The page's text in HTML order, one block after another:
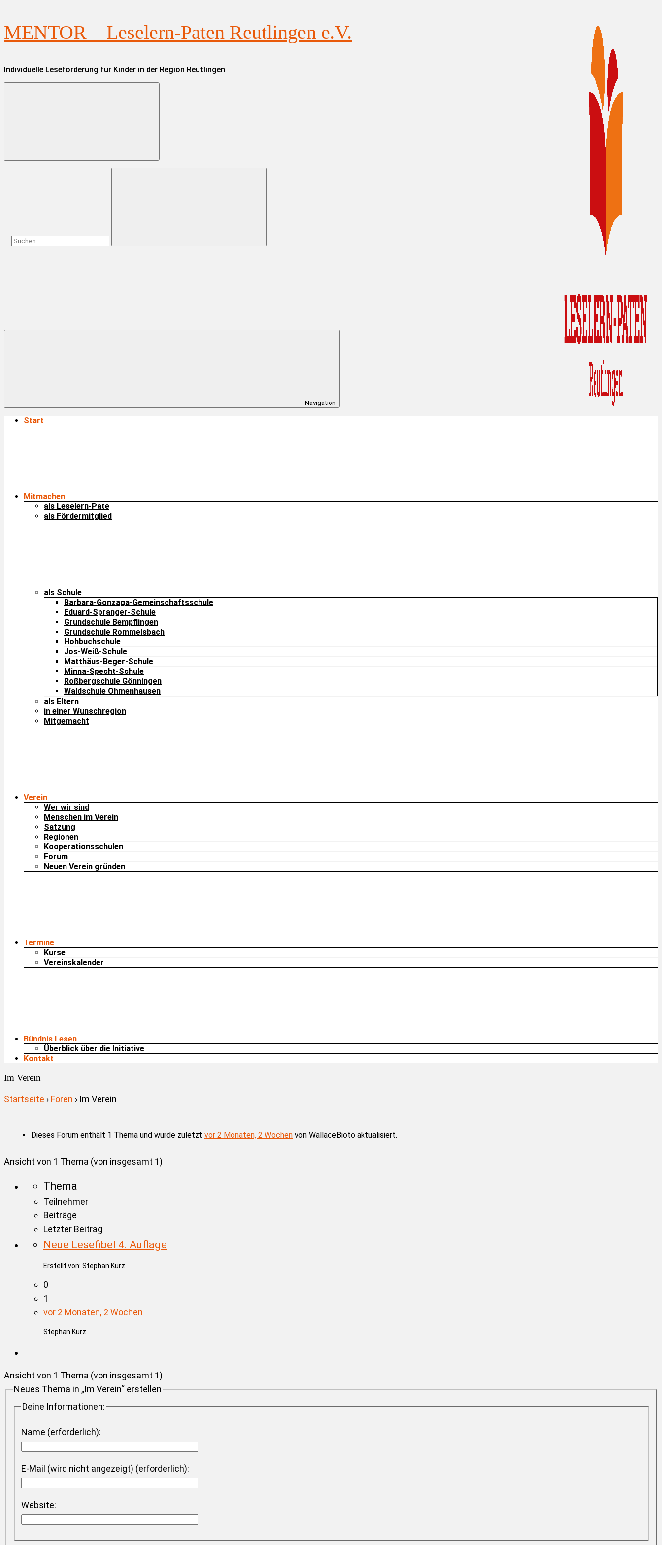
Zum
Inhalt
springen
MENTOR – Leselern-Paten Reutlingen e.V.
Individuelle Leseförderung für Kinder in der Region Reutlingen
Suchen
Navigation
Start
Mitmachen
als Leselern-Pate
als Fördermitglied
als Schule
Barbara-Gonzaga-Gemeinschaftsschule
Eduard-Spranger-Schule
Grundschule Bempflingen
Grundschule Rommelsbach
Hohbuchschule
Jos-Weiß-Schule
Matthäus-Beger-Schule
Minna-Specht-Schule
Roßbergschule Gönningen
Waldschule Ohmenhausen
als Eltern
in einer Wunschregion
Mitgemacht
Verein
Wer wir sind
Menschen im Verein
Satzung
Regionen
Kooperationsschulen
Forum
Neuen Verein gründen
Termine
Kurse
Vereinskalender
Bündnis Lesen
Überblick über die Initiative
Kontakt
Im Verein
Startseite › Foren › Im Verein
Dieses Forum enthält 1 Thema und wurde zuletzt vor 2 Monaten, 2 Wochen von WallaceBioto aktualisiert.
Ansicht von 1 Thema (von insgesamt 1)
Thema
Teilnehmer
Beiträge
Letzter Beitrag
Neue Lesefibel 4. Auflage
Erstellt von: Stephan Kurz
0
1
vor 2 Monaten, 2 Wochen
Stephan Kurz
Ansicht von 1 Thema (von insgesamt 1)
Neues Thema in „Im Verein“ erstellen
Deine Informationen:
Name (erforderlich):
E-Mail (wird nicht angezeigt) (erforderlich):
Website: